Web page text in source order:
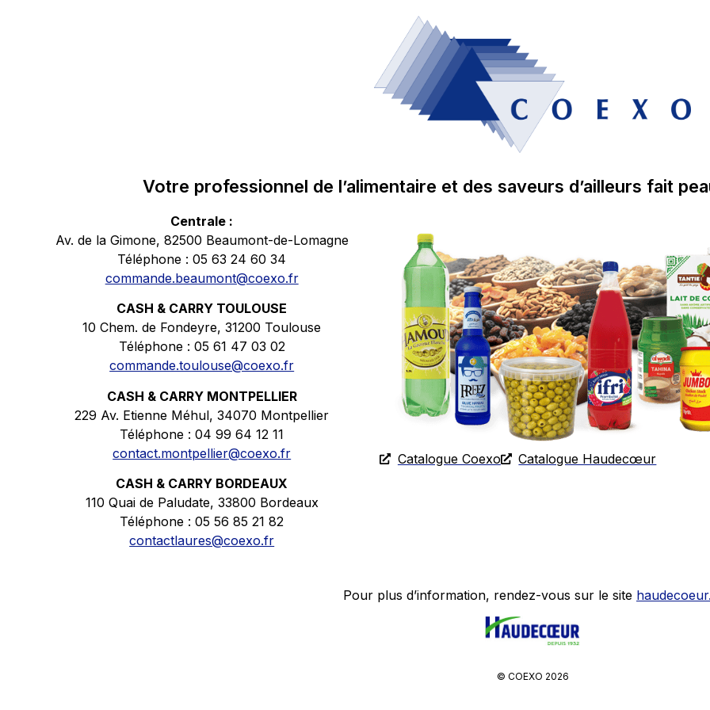
Votre professionnel de l’alimentaire et des saveurs d’ailleurs fait
Centrale :
Av. de la Gimone, 82500 Beaumont-de-Lomagne
Téléphone : 05 63 24 60 34
commande.beaumont@coexo.fr
CASH & CARRY TOULOUSE
10 Chem. de Fondeyre, 31200 Toulouse
Téléphone : 05 61 47 03 02
commande.toulouse@coexo.fr
CASH & CARRY MONTPELLIER
229 Av. Etienne Méhul, 34070 Montpellier
Téléphone : 04 99 64 12 11
contact.montpellier@coexo.fr
CASH & CARRY BORDEAUX
110 Quai de Paludate, 33800 Bordeaux
Téléphone : 05 56 85 21 82
contactlaures@coexo.fr
Catalogue Coexo Catalogue Haudecœur
Pour plus d’information, rendez-vous sur le site
© COEXO 2026